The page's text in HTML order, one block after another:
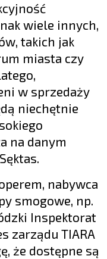
wiele innych,
takich jak
miasta czy
w sprzedaży
niechętnie
na danym
nabywca
smogowe, np.
Inspektorat
zarządu TIARA
że dostępne są